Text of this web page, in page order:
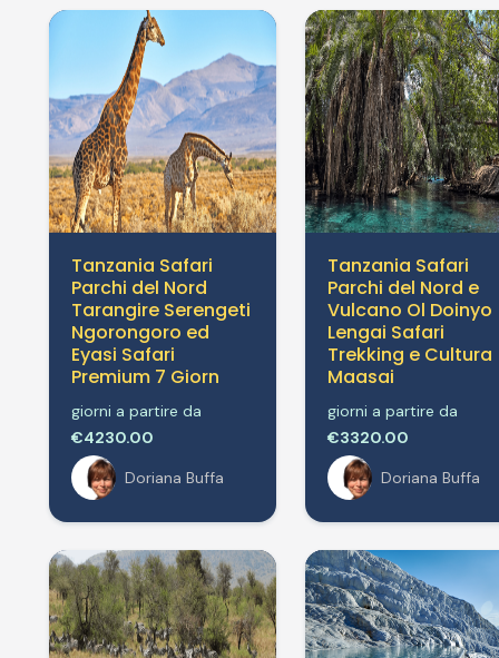
Tanzania Safari
Parchi del Nord
Tarangire Serengeti
Ngorongoro ed
Eyasi Safari
Premium 7 Giorn
giorni a partire da
€4230.00
Doriana Buffa
Tanzania Safari
Parchi del Nord e
Vulcano Ol Doinyo
Lengai Safari
Trekking e Cultura
Maasai
giorni a partire da
€3320.00
Doriana Buffa